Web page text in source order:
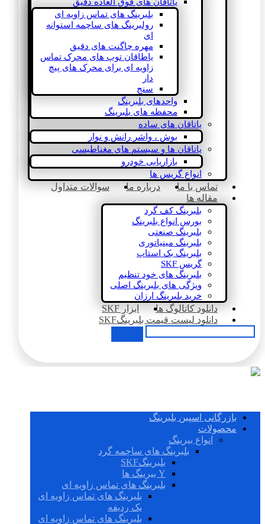
بلبرینگ های تماس زاویه ای
رولبرینگ های ساچمه استوانه
ای
مهره چاگنت های دقیق
یاطاقان توپ های محرک تماس
زاویه ای برای محرک های پیچ
دار
سنج
واحدهای بلبرینگ
محفظه های بلبرینگ
یاتاقان های ساده
بوش ، واشر رانش و نوار
یاتاقان ها و سیستم های مغناطیسی
بازاریابی خودرو
انواع گریس ها
تماس با ما درباره ما
سوالات متداول
مقاله ها
بلبرینگ کف گرد
بورس انواع بلبرینگ
بلبرینگ صنعتی
بلبرینگ مینیاتوری
بلبرینگ بک استاپ
گریس SKF
بلبرینگ های خود تنظیم
ویژگی های بلبرینگ اصلی
خرید بلبرینگ ارزان
دانلود کاتالوگ ها
ابزار SKF
دانلود لیست قیمت بلبرینگSKF
بازرگانی اسپین بلبرینگ
محصولات
انواع بیرینگ
بلبرینگ های ساچمه گرد
بلبرینگSKF
Y بیرینگ ها
بلبرینگ های تماس زاویه ای
بلبرینگ های تماس زاویه ای
یک ردیفه
بلبرینگ های تماس زاویه ای